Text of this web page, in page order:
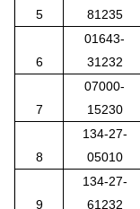
5
81235
6
01643-
31232
7
07000-
15230
8
134-27-
05010
9
134-27-
61232